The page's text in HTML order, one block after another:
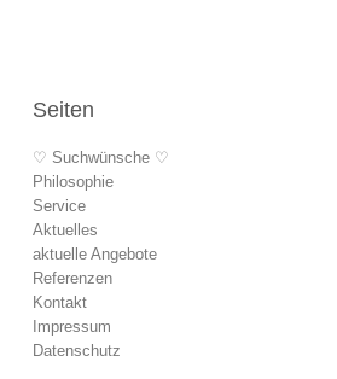
Seiten
♡ Suchwünsche ♡
Philosophie
Service
Aktuelles
aktuelle Angebote
Referenzen
Kontakt
Impressum
Datenschutz